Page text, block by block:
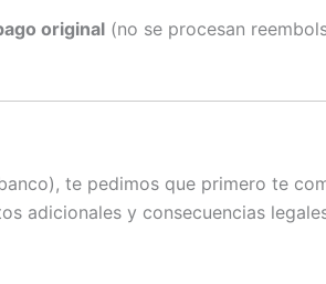
original (no se procesan
te pedimos que primero te
adicionales y consecuencias